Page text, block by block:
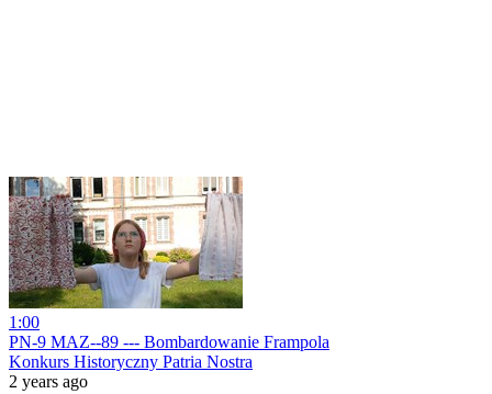
1:00
PN-9 MAZ--89 --- Bombardowanie Frampola
Konkurs Historyczny Patria Nostra
2 years ago